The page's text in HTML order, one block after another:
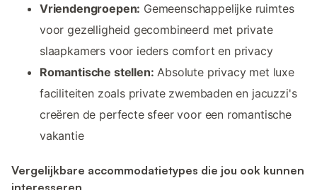
Vriendengroepen: Gemeenschappelijke ruimtes
voor gezelligheid gecombineerd met private
slaapkamers voor ieders comfort en privacy
Romantische stellen: Absolute privacy met luxe
faciliteiten zoals private zwembaden en jacuzzi's
creëren de perfecte sfeer voor een romantische
vakantie
Vergelijkbare accommodatietypes die jou ook kunnen
interesseren